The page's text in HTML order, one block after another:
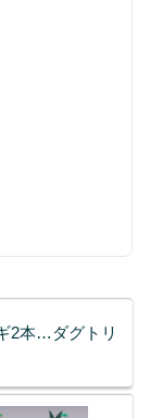
2本…ダグトリ